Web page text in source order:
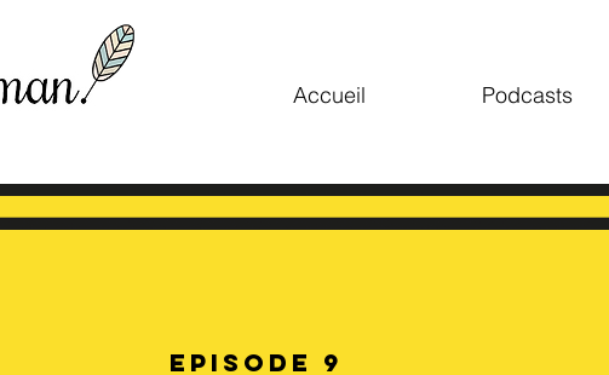
Accueil Podcasts
Episode 9